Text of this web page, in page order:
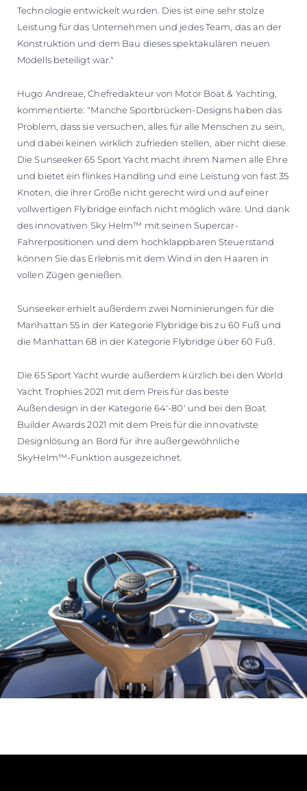
Technologie entwickelt wurden. Dies ist eine sehr stolze
Leistung für das Unternehmen und jedes Team, das an der
Konstruktion und dem Bau dieses spektakulären neuen
Modells beteiligt war."
Hugo Andreae, Chefredakteur von Motor Boat & Yachting,
kommentierte: "Manche Sportbrücken-Designs haben das
Problem, dass sie versuchen, alles für alle Menschen zu sein,
und dabei keinen wirklich zufrieden stellen, aber nicht diese.
Die Sunseeker 65 Sport Yacht macht ihrem Namen alle Ehre
und bietet ein flinkes Handling und eine Leistung von fast 35
Knoten, die ihrer Größe nicht gerecht wird und auf einer
vollwertigen Flybridge einfach nicht möglich wäre. Und dank
des innovativen Sky Helm™ mit seinen Supercar-
Fahrerpositionen und dem hochklappbaren Steuerstand
können Sie das Erlebnis mit dem Wind in den Haaren in
vollen Zügen genießen.
Sunseeker erhielt außerdem zwei Nominierungen für die
Manhattan 55 in der Kategorie Flybridge bis zu 60 Fuß und
die Manhattan 68 in der Kategorie Flybridge über 60 Fuß.
Die 65 Sport Yacht wurde außerdem kürzlich bei den World
Yacht Trophies 2021 mit dem Preis für das beste
Außendesign in der Kategorie 64'-80' und bei den Boat
Builder Awards 2021 mit dem Preis für die innovativste
Designlösung an Bord für ihre außergewöhnliche
SkyHelm™-Funktion ausgezeichnet.